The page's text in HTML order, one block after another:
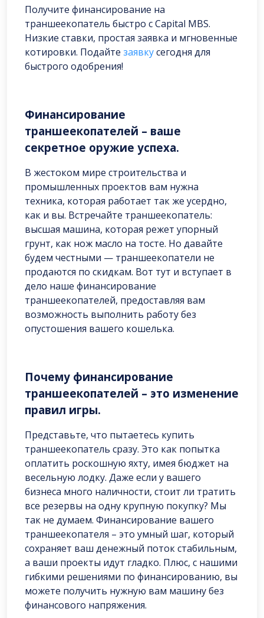
Получите финансирование на
траншеекопатель быстро с Capital MBS.
Низкие ставки, простая заявка и мгновенные
котировки. Подайте заявкусегодня для
быстрого одобрения!
Финансирование
траншеекопателей – ваше
секретное оружие успеха.
В жестоком мире строительства и
промышленных проектов вам нужна
техника, которая работает так же усердно,
как и вы. Встречайте траншеекопатель:
высшая машина, которая режет упорный
грунт, как нож масло на тосте. Но давайте
будем честными — траншеекопатели не
продаются по скидкам. Вот тут и вступает в
дело наше финансирование
траншеекопателей, предоставляя вам
возможность выполнить работу без
опустошения вашего кошелька.
Почему финансирование
траншеекопателей – это изменение
правил игры.
Представьте, что пытаетесь купить
траншеекопатель сразу. Это как попытка
оплатить роскошную яхту, имея бюджет на
весельную лодку. Даже если у вашего
бизнеса много наличности, стоит ли тратить
все резервы на одну крупную покупку? Мы
так не думаем. Финансирование вашего
траншеекопателя – это умный шаг, который
сохраняет ваш денежный поток стабильным,
а ваши проекты идут гладко. Плюс, с нашими
гибкими решениями по финансированию, вы
можете получить нужную вам машину без
финансового напряжения.